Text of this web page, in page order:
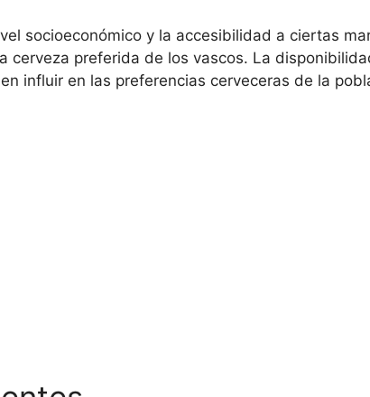
socioeconómico y la accesibilidad a ciertas
cerveza preferida de los vascos. La
influir en las preferencias cerveceras de la